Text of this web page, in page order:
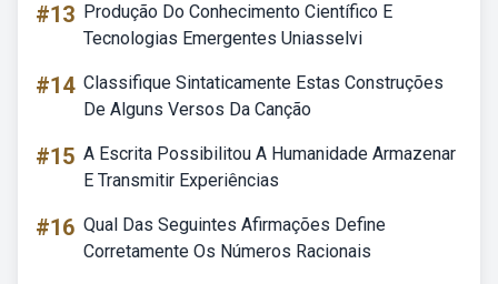
#13 Produção Do Conhecimento Científico E
Tecnologias Emergentes Uniasselvi
#14 Classifique Sintaticamente Estas Construções
De Alguns Versos Da Canção
#15 A Escrita Possibilitou A Humanidade Armazenar
E Transmitir Experiências
#16 Qual Das Seguintes Afirmações Define
Corretamente Os Números Racionais